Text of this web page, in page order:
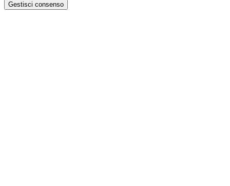
Gestisci consenso